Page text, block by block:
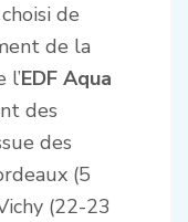
de
de la
l’EDF Aqua
des
des
(5
(22-23